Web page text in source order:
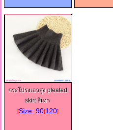
กระโปรงเอวสูง pleated
skirt สีเทา
[Size: 90|120]